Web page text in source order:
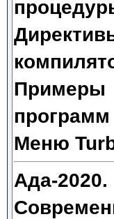
Примеры
программ
Меню
Ада-2020.